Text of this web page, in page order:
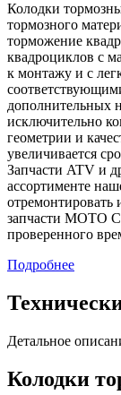
Колодки
тормозного
торможение
квадроциклов с
к монтажу и с
дополнительных
исключительно
геометрии и
увеличивается
Запчасти ATV и
ассортименте
запчасти МОТО
проверенного
Подробнее
Детальное
Колодки